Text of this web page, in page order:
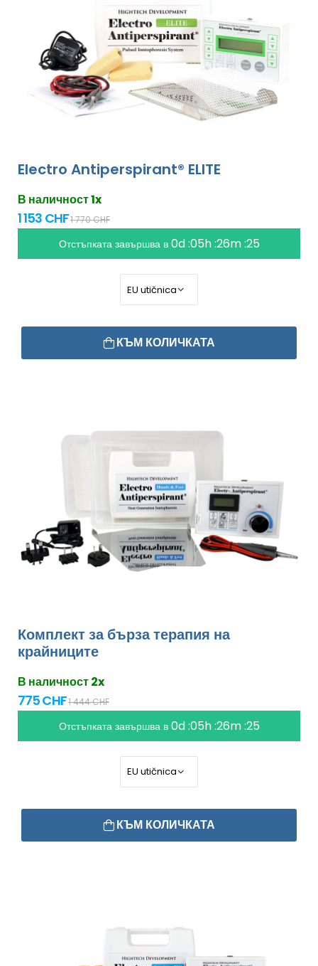
Electro Antiperspirant® ELITE
В наличност 1x
1 153 CHF1 770 CHF
Отстъпката завършва в 0d :05h :26m :24
КЪМ КОЛИЧКАТА
Комплект за бърза терапия на
крайниците
В наличност 2x
775 CHF1 444 CHF
Отстъпката завършва в 0d :05h :26m :24
КЪМ КОЛИЧКАТА